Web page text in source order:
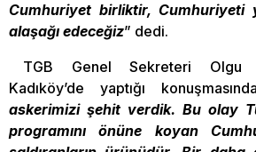
Cumhuriyet birliktir, Cumhuriyeti
alaşağı edeceğiz” dedi.
TGB Genel Sekreteri Olgu
Kadıköy’de yaptığı
askerimizi şehit verdik. Bu olay
programını önüne koyan